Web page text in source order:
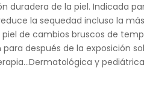
duradera de la piel. Indicada
la sequedad incluso la
piel de cambios bruscos de
después de la exposición
y